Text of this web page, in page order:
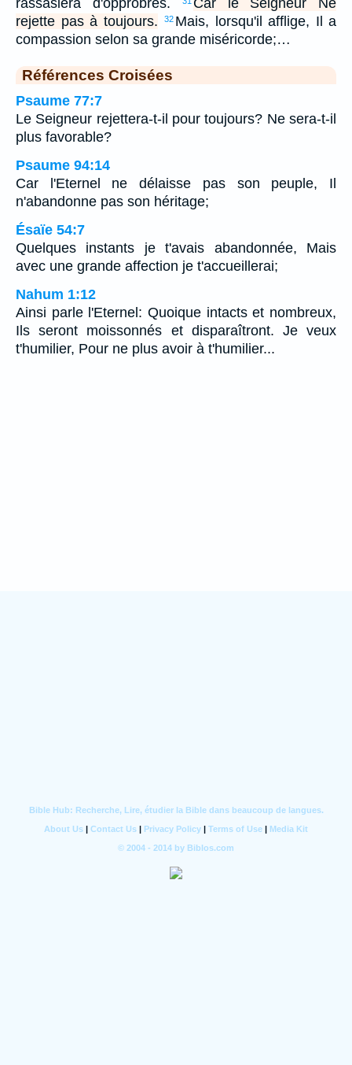
rejette pas à toujours.
32 Mais, lorsqu'il afflige, Il a
compassion selon sa grande miséricorde;…
Références Croisées
Psaume 77:7
Le Seigneur rejettera-t-il pour toujours? Ne sera-t-il
plus favorable?
Psaume 94:14
Car l'Eternel ne délaisse pas son peuple, Il
n'abandonne pas son héritage;
Ésaïe 54:7
Quelques instants je t'avais abandonnée, Mais
avec une grande affection je t'accueillerai;
Nahum 1:12
Ainsi parle l'Eternel: Quoique intacts et nombreux,
Ils seront moissonnés et disparaîtront. Je veux
t'humilier, Pour ne plus avoir à t'humilier...